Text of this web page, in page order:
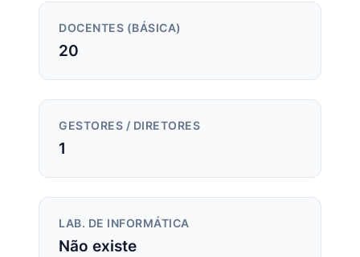
DOCENTES (BÁSICA)
20
GESTORES / DIRETORES
1
LAB. DE INFORMÁTICA
Não existe